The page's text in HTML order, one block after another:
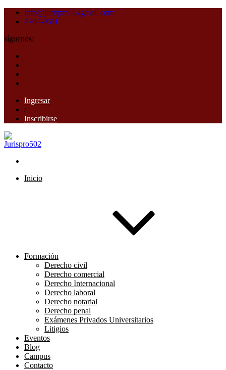
info@jurispro502gmail.com
4704-9611
síguenos:
Ingresar
/
Inscribirse
Inicio
Formación
Derecho civil
Derecho comercial
Derecho Internacional
Derecho laboral
Derecho notarial
Derecho penal
Exámenes Privados Universitarios
Litigios
Eventos
Blog
Campus
Contacto